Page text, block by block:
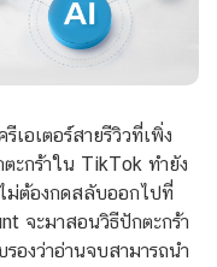
อเตอร์สายรีวิวที่เพิ่ง
ตะกร้าใน TikTok ทํายัง
ม่ต้องกดสลับออกไปที่
จะมาสอนวิธีปักตะกร้า
งว่าอ่านจบสามารถนำ